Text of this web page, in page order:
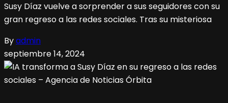
Susy Díaz vuelve a sorprender a sus seguidores con su
gran regreso a las redes sociales. Tras su misteriosa
Byadmin
septiembre 14, 2024